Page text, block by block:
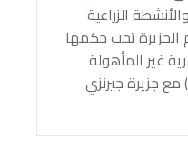
الزراعية
تحت حكمها
غير المأهولة
مع جزيرة جيرنزي